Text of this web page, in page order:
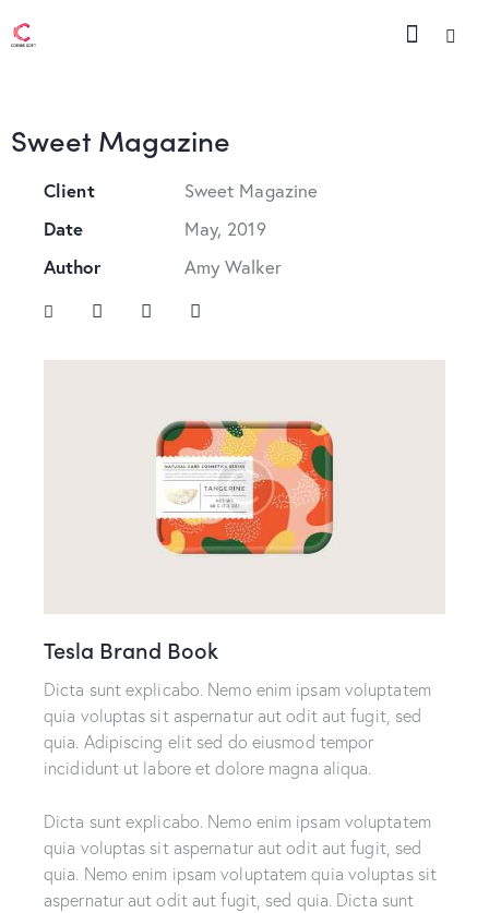
Sweet Magazine
Client
Sweet Magazine
Date
May, 2019
Author
Amy Walker
Tesla Brand Book
Dicta sunt explicabo. Nemo enim ipsam voluptatem
quia voluptas sit aspernatur aut odit aut fugit, sed
quia. Adipiscing elit sed do eiusmod tempor
incididunt ut labore et dolore magna aliqua.
Dicta sunt explicabo. Nemo enim ipsam voluptatem
quia voluptas sit aspernatur aut odit aut fugit, sed
quia. Nemo enim ipsam voluptatem quia voluptas sit
aspernatur aut odit aut fugit, sed quia. Dicta sunt